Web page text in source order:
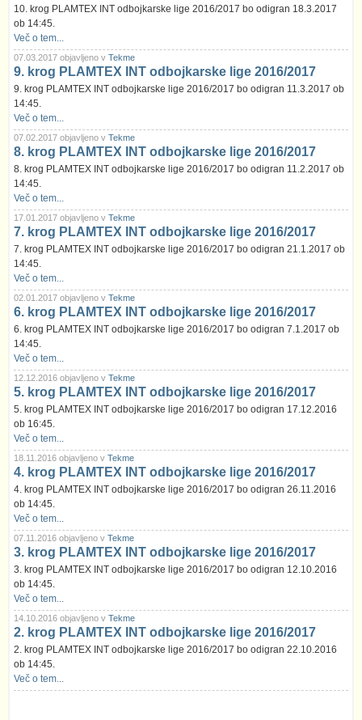
10. krog PLAMTEX INT odbojkarske lige 2016/2017 bo odigran 18.3.2017
ob 14:45.
Več o tem...
07.03.2017 objavljeno v Tekme
9. krog PLAMTEX INT odbojkarske lige 2016/2017
9. krog PLAMTEX INT odbojkarske lige 2016/2017 bo odigran 11.3.2017 ob
14:45.
Več o tem...
07.02.2017 objavljeno v Tekme
8. krog PLAMTEX INT odbojkarske lige 2016/2017
8. krog PLAMTEX INT odbojkarske lige 2016/2017 bo odigran 11.2.2017 ob
14:45.
Več o tem...
17.01.2017 objavljeno v Tekme
7. krog PLAMTEX INT odbojkarske lige 2016/2017
7. krog PLAMTEX INT odbojkarske lige 2016/2017 bo odigran 21.1.2017 ob
14:45.
Več o tem...
02.01.2017 objavljeno v Tekme
6. krog PLAMTEX INT odbojkarske lige 2016/2017
6. krog PLAMTEX INT odbojkarske lige 2016/2017 bo odigran 7.1.2017 ob
14:45.
Več o tem...
12.12.2016 objavljeno v Tekme
5. krog PLAMTEX INT odbojkarske lige 2016/2017
5. krog PLAMTEX INT odbojkarske lige 2016/2017 bo odigran 17.12.2016
ob 16:45.
Več o tem...
18.11.2016 objavljeno v Tekme
4. krog PLAMTEX INT odbojkarske lige 2016/2017
4. krog PLAMTEX INT odbojkarske lige 2016/2017 bo odigran 26.11.2016
ob 14:45.
Več o tem...
07.11.2016 objavljeno v Tekme
3. krog PLAMTEX INT odbojkarske lige 2016/2017
3. krog PLAMTEX INT odbojkarske lige 2016/2017 bo odigran 12.10.2016
ob 14:45.
Več o tem...
14.10.2016 objavljeno v Tekme
2. krog PLAMTEX INT odbojkarske lige 2016/2017
2. krog PLAMTEX INT odbojkarske lige 2016/2017 bo odigran 22.10.2016
ob 14:45.
Več o tem...